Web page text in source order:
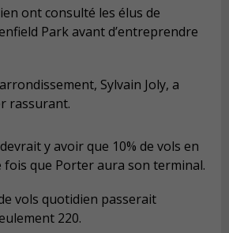
ont consulté les élus de
Park avant d’entreprendre
Sylvain Joly, a
rassurant.
y avoir que 10% de vols en
que Porter aura son terminal.
vols quotidien passerait
220.